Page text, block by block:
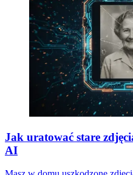
Jak uratować stare
AI